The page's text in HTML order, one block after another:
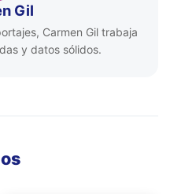
Gil
Carmen Gil trabaja
y datos sólidos.